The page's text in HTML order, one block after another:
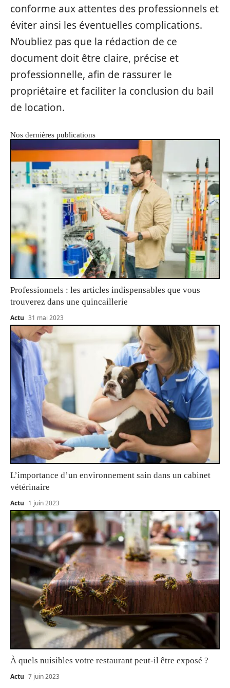
conforme aux attentes des professionnels et
éviter ainsi les éventuelles complications.
N’oubliez pas que la rédaction de ce
document doit être claire, précise et
professionnelle, afin de rassurer le
propriétaire et faciliter la conclusion du bail
de location.
Nos dernières publications
Professionnels : les articles indispensables que vous
trouverez dans une quincaillerie
Actu 31 mai 2023
L’importance d’un environnement sain dans un cabinet
vétérinaire
Actu 1 juin 2023
À quels nuisibles votre restaurant peut-il être exposé ?
Actu 7 juin 2023